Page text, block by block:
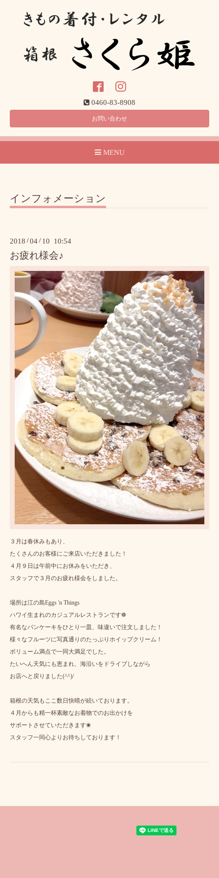
0460-83-8908
お問い合わせ
MENU
インフォメーション
2018 /04 / 10 10:54
お疲れ様会♪
３月は春休みもあり、
たくさんのお客様にご来店いただきました！
４月９日は午前中にお休みをいただき、
スタッフで３月のお疲れ様会をしました。
場所は江の島Eggs 'n Things
ハワイ生まれのカジュアルレストランです❁
有名なパンケーキをひとり一皿、味違いで注文しました！
様々なフルーツに写真通りのたっぷりホイップクリーム！
ボリューム満点で一同大満足でした。
たいへん天気にも恵まれ、海沿いをドライブしながら
お店へと戻りました(^^)/
箱根の天気もここ数日快晴が続いております。
４月からも精一杯素敵なお着物でのお出かけを
サポートさせていただきます❀
スタッフ一同心よりお待ちしております！